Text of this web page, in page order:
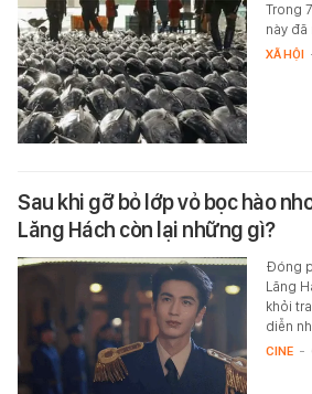
Trong
này đã
XÃ HỘI
Sau khi gỡ bỏ lớp vỏ bọc hào
Lăng Hách còn lại những gì?
Đóng
Lăng
khỏi
diễn
CINE -